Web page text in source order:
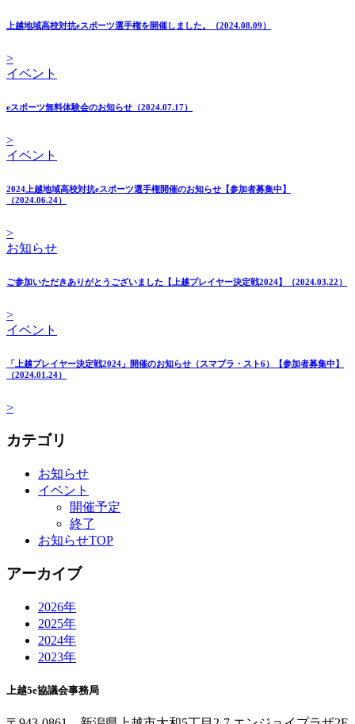
上越地域高校対抗eスポーツ選手権を開催しました。（2024.08.09）
>
イベント
eスポーツ無料体験会のお知らせ（2024.07.17）
>
イベント
2024上越地域高校対抗eスポーツ選手権開催のお知らせ【参加者募集中】
（2024.06.24）
>
お知らせ
ご参加いただきありがとうございました【上越プレイヤー決定戦2024】（2024.03.22）
>
イベント
「上越プレイヤー決定戦2024」開催のお知らせ（スマブラ・スト6）【参加者募集中】
（2024.01.24）
>
カテゴリ
お知らせ
イベント
開催予定
終了
お知らせTOP
アーカイブ
2026年
2025年
2024年
2023年
上越5e協議会事務局